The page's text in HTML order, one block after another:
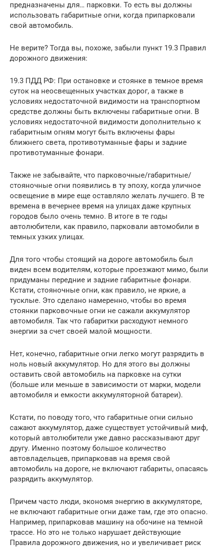
предназначены для… парковки. То есть вы должны
использовать габаритные огни, когда припарковали
свой автомобиль.
Не верите? Тогда вы, похоже, забыли пункт 19.3 Правил
дорожного движения:
19.3 ПДД РФ: При остановке и стоянке в темное время
суток на неосвещенных участках дорог, а также в
условиях недостаточной видимости на транспортном
средстве должны быть включены габаритные огни. В
условиях недостаточной видимости дополнительно к
габаритным огням могут быть включены фары
ближнего света, противотуманные фары и задние
противотуманные фонари.
Также не забывайте, что парковочные/габаритные/
стояночные огни появились в ту эпоху, когда уличное
освещение в мире еще оставляло желать лучшего. В те
времена в вечернее время на улицах даже крупных
городов было очень темно. В итоге в те годы
автолюбители, как правило, парковали автомобили в
темных узких улицах.
Для того чтобы стоящий на дороге автомобиль был
виден всем водителям, которые проезжают мимо, были
придуманы передние и задние габаритные фонари.
Кстати, стояночные огни, как правило, не яркие, а
тусклые. Это сделано намеренно, чтобы во время
стоянки парковочные огни не сажали аккумулятор
автомобиля. Так что габаритки расходуют немного
энергии за счет своей малой мощности.
Нет, конечно, габаритные огни легко могут разрядить в
ноль новый аккумулятор. Но для этого вы должны
оставить свой автомобиль на парковке на сутки
(больше или меньше в зависимости от марки, модели
автомобиля и емкости аккумуляторной батареи).
Кстати, по поводу того, что габаритные огни сильно
сажают аккумулятор, даже существует устойчивый миф,
который автолюбители уже давно рассказывают друг
другу. Именно поэтому большое количество
автовладельцев, припарковав на время свой
автомобиль на дороге, не включают габариты, опасаясь
разрядить аккумулятор.
Причем часто люди, экономя энергию в аккумуляторе,
не включают габаритные огни даже там, где это опасно.
Например, припарковав машину на обочине на темной
трассе. Но это не только нарушает действующие
Правила дорожного движения, но и увеличивает риск